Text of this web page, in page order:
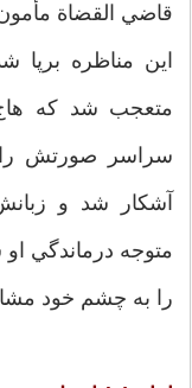
قاضي القضاة
اين مناظره برپا
متعجب شد كه
سراسر صورتش را
آشكار شد و
متوجه درماندگي
را به چشم خود